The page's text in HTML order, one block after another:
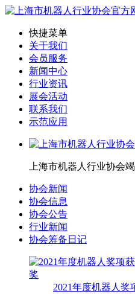
快捷菜单
关于我们
会员服务
新闻中心
行业资讯
展会活动
联系我们
示范应用
上海市机器人行业协会
协会新闻
协会信息
协会公告
行业新闻
协会筹备日记
2021年度机器人